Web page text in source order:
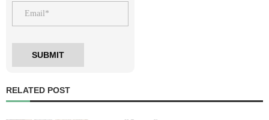
RELATED POST